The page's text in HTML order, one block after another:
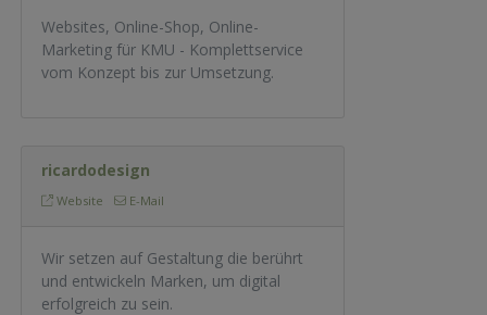
Websites, Online-Shop, Online-
Marketing für KMU - Komplettservice
vom Konzept bis zur Umsetzung.
ricardodesign
Website E-Mail
Wir setzen auf Gestaltung die berührt
und entwickeln Marken, um digital
erfolgreich zu sein.